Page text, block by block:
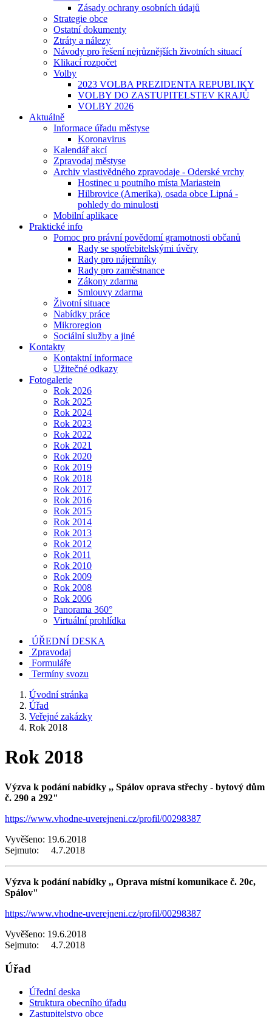
Zásady ochrany osobních údajů
Strategie obce
Ostatní dokumenty
Ztráty a nálezy
Návody pro řešení nejrůznějších životních situací
Klikací rozpočet
Volby
2023 VOLBA PREZIDENTA REPUBLIKY
VOLBY DO ZASTUPITELSTEV KRAJŮ
VOLBY 2026
Aktuálně
Informace úřadu městyse
Koronavirus
Kalendář akcí
Zpravodaj městyse
Archiv vlastivědného zpravodaje - Oderské vrchy
Hostinec u poutního místa Mariastein
Hilbrovice (Amerika), osada obce Lipná -
pohledy do minulosti
Mobilní aplikace
Praktické info
Pomoc pro právní povědomí gramotnosti občanů
Rady se spotřebitelskými úvěry
Rady pro nájemníky
Rady pro zaměstnance
Zákony zdarma
Smlouvy zdarma
Životní situace
Nabídky práce
Mikroregion
Sociální služby a jiné
Kontakty
Kontaktní informace
Užitečné odkazy
Fotogalerie
Rok 2026
Rok 2025
Rok 2024
Rok 2023
Rok 2022
Rok 2021
Rok 2020
Rok 2019
Rok 2018
Rok 2017
Rok 2016
Rok 2015
Rok 2014
Rok 2013
Rok 2012
Rok 2011
Rok 2010
Rok 2009
Rok 2008
Rok 2006
Panorama 360°
Virtuální prohlídka
ÚŘEDNÍ DESKA
Zpravodaj
Formuláře
Termíny svozu
Úvodní stránka
Úřad
Veřejné zakázky
Rok 2018
Rok 2018
Výzva k podání nabídky ,, Spálov oprava střechy - bytový dům
č. 290 a 292"
https://www.vhodne-uverejneni.cz/profil/00298387
Vyvěšeno: 19.6.2018
Sejmuto: 4.7.2018
Výzva k podání nabídky ,, Oprava místní komunikace č. 20c,
Spálov"
https://www.vhodne-uverejneni.cz/profil/00298387
Vyvěšeno: 19.6.2018
Sejmuto: 4.7.2018
Úřad
Úřední deska
Struktura obecního úřadu
Zastupitelstvo obce